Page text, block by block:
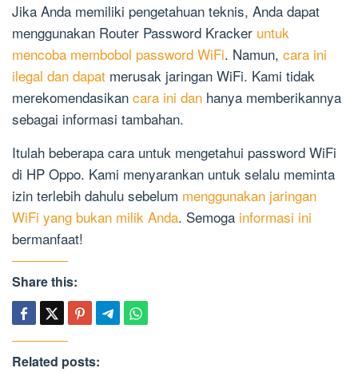
Jika Anda memiliki pengetahuan teknis, Anda dapat
menggunakan Router Password Kracker untuk
mencoba membobol password WiFi. Namun, cara ini
ilegal dan dapat merusak jaringan WiFi. Kami tidak
merekomendasikan cara ini dan hanya memberikannya
sebagai informasi tambahan.
Itulah beberapa cara untuk mengetahui password WiFi
di HP Oppo. Kami menyarankan untuk selalu meminta
izin terlebih dahulu sebelum menggunakan jaringan
WiFi yang bukan milik Anda. Semoga informasi ini
bermanfaat!
Share this:
Related posts: